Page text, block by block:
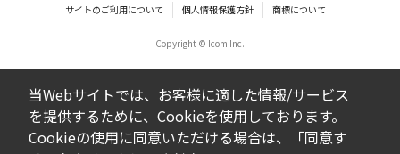
サイトのご利用について 個人情報保護方針 商標について
Copyright © Icom Inc.
当Webサイトでは、お客様に適した情報/サービス
を提供するために、Cookieを使用しております。
Cookieの使用に同意いただける場合は、「同意す